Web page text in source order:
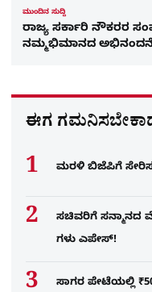
ಮುಂದಿನ ಸುದ್ದಿ
ರಾಜ್ಯ ಸರ್ಕಾರಿ ನೌಕರರ
ನಮ್ಮಭಿಮಾನದ
ಈಗ
ಮರಳಿ ಬಿಜೆಪಿಗೆ
ಸಚಿವರಿಗೆ ಸನ್ಮಾನದ
ಗಳು ಎಪೇಸ್!
ಸಾಗರ ಪೇಟೆಯಲ್ಲಿ